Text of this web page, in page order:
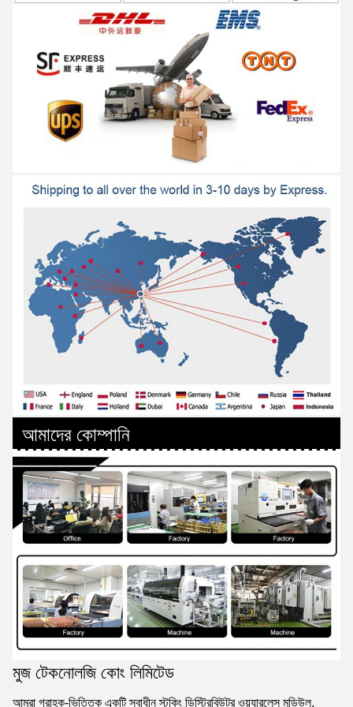
আমাদের কোম্পানি
মুজ টেকনোলজি কোং লিমিটেড
আমরা গ্রাহক-ভিত্তিক একটি স্বাধীন স্টকিং ডিস্ট্রিবিউটর ওয়্যারলেস মডিউল,